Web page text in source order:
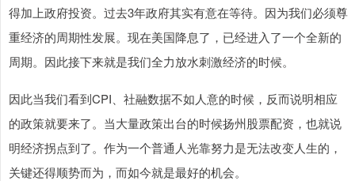
得加上政府投资。过去3年政府其实有意在等待。因为我们必须尊
重经济的周期性发展。现在美国降息了，已经进入了一个全新的
周期。因此接下来就是我们全力放水刺激经济的时候。
因此当我们看到CPI、社融数据不如人意的时候，反而说明相应
的政策就要来了。当大量政策出台的时候扬州股票配资，也就说
明经济拐点到了。作为一个普通人光靠努力是无法改变人生的，
关键还得顺势而为，而如今就是最好的机会。